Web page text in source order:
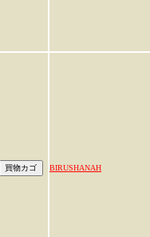
BIRUSHANAH